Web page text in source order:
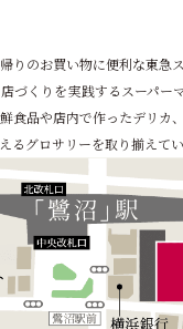
帰りのお買い物に便利な東急
づくりを実践するスーパー
食品や店内で作ったデリカ
るグロサリーを取り揃えてい